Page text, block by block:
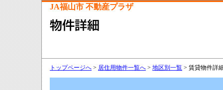
JA福山市 不動産プラザ
トップページへ > 居住用物件一覧へ > 地区別一覧 > 賃貸物件詳